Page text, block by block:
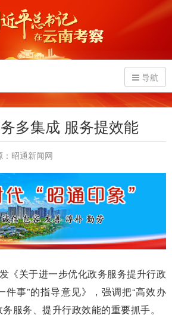
导航
多集成 服务提效能
：昭通新闻网
《关于进一步优化政务服务提升行政
件事”的指导意见》，强调把“高效办
服务、提升行政效能的重要抓手。